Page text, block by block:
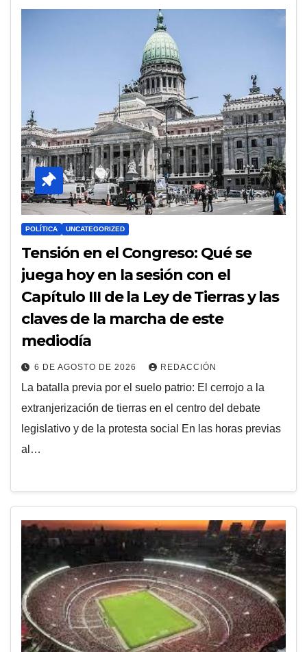
POLÍTICA UNCATEGORIZED
Tensión en el Congreso: Qué se
juega hoy en la sesión con el
Capítulo III de la Ley de Tierras y las
claves de la marcha de este
mediodía
6 DE AGOSTO DE 2026 REDACCIÓN
La batalla previa por el suelo patrio: El cerrojo a la
extranjerización de tierras en el centro del debate
legislativo y de la protesta social En las horas previas
al…